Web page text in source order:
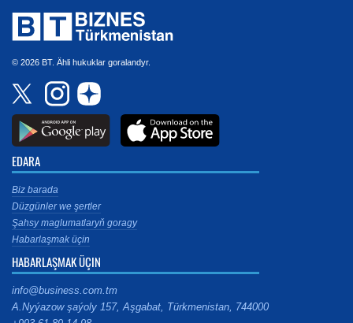
© 2026 BT. Ähli hukuklar goralandyr.
EDARA
Biz barada
Düzgünler we şertler
Şahsy maglumatlaryň goragy
Habarlaşmak üçin
HABARLAŞMAK ÜÇIN
info@business.com.tm
A.Nyýazow şaýoly 157, Aşgabat, Türkmenistan, 744000